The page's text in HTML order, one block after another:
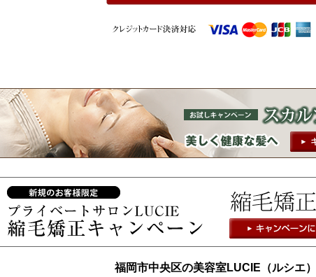
福岡市中央区の美容室LUCIE（ルシエ）